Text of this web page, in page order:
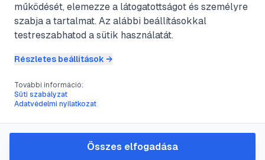
2cikk található ezzel a címkével
Útmutató a
vadállatmentéshez: Hogyan
váljunk vadállat-rehabilitálóvá
működését, elemezze a látogatottságot és személyre
szabja a tartalmat. Az alábbi beállításokkal
testreszabhatod a sütik használatát.
Részletes beállítások →
További információ:
Süti szabályzat
Adatvédelmi nyilatkozat
Összes elfogadása